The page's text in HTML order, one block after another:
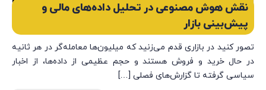
نقش هوش مصنوعی در تحلیل داده‌های مالی و
پیش‌بینی بازار
تصور کنید در بازاری قدم می‌زنید که میلیون‌ها معامله‌گر در هر ثانیه
در حال خرید و فروش هستند و حجم عظیمی از داده‌ها، از اخبار
سیاسی گرفته تا گزارش‌های فصلی […]